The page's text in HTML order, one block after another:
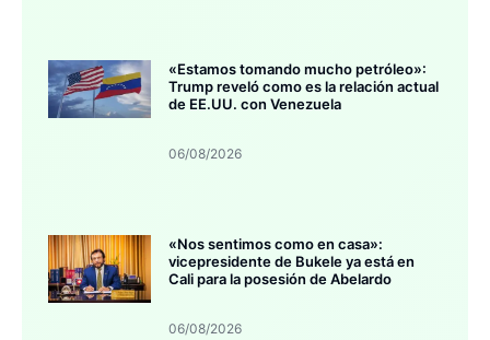
«Estamos tomando mucho petróleo»:
Trump reveló como es la relación actual
de EE.UU. con Venezuela
06/08/2026
«Nos sentimos como en casa»:
vicepresidente de Bukele ya está en
Cali para la posesión de Abelardo
06/08/2026